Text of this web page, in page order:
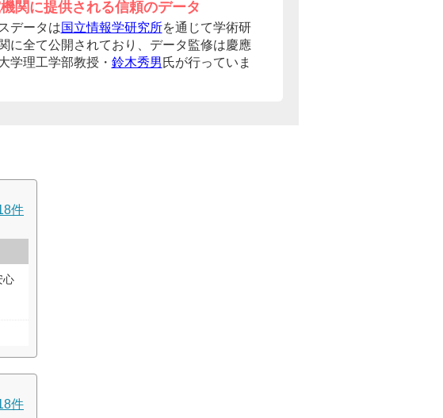
関に提供される信頼のデータ
データは国立情報学研究所を通じて学術研
に全て公開されており、データ監修は慶應
学理工学部教授・ 鈴木秀男 氏が行っていま
件
心
件